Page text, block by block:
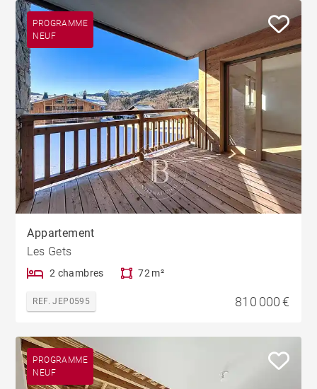
PROGRAMME
NEUF
Appartement
Les Gets
2 chambres 72 m²
REF. JEP0595 810 000 €
PROGRAMME
NEUF